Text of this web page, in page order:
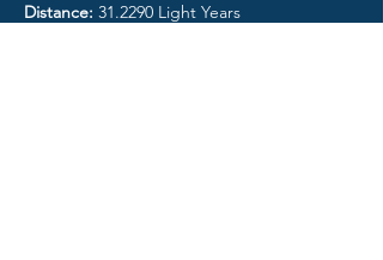
Distance: 31.2290 Light Years